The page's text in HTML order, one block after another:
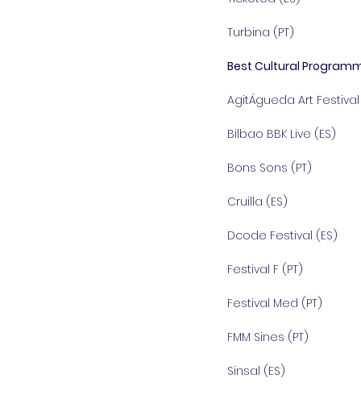
Turbina (PT)
Best Cultural
AgitÁgueda Art Festival
Bilbao BBK Live (ES)
Bons Sons (PT)
Cruilla (ES)
Dcode Festival (ES)
Festival F (PT)
Festival Med (PT)
FMM Sines (PT)
Sinsal (ES)